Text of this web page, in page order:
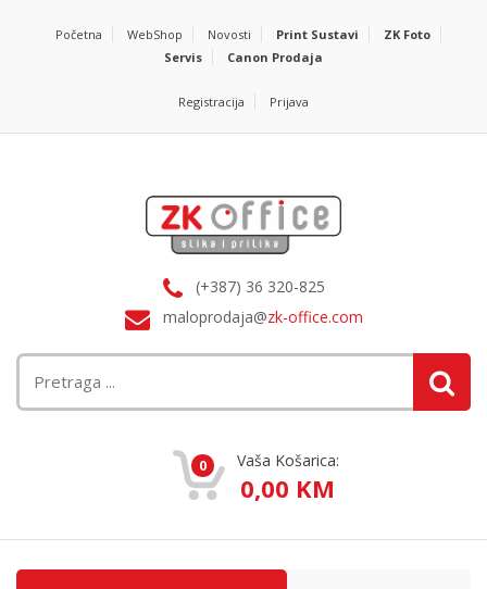
Početna WebShop Novosti Print Sustavi
ZK Foto
Servis
Canon Prodaja
Registracija Prijava
(+387) 36 320-825
maloprodaja@zk-office.com
0 Vaša Košarica:
0,00 KM